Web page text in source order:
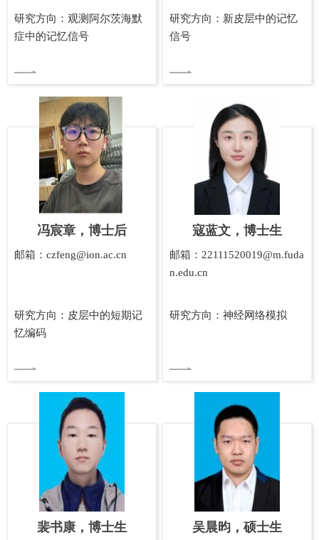
研究方向：观测阿尔茨海默
症中的记忆信号
研究方向：新皮层中的记忆
信号
冯宸章，博士后
邮箱：czfeng@ion.ac.cn
研究方向：皮层中的短期记
忆编码
寇蓝文，博士生
邮箱：22111520019@m.fuda
n.edu.cn
研究方向：神经网络模拟
裴书康，博士生 吴晨昀，硕士生